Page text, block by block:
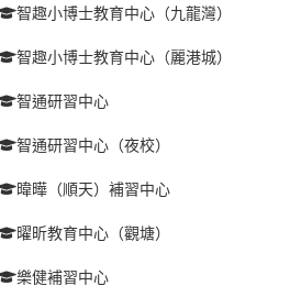
智趣小博士教育中心（九龍灣）
智趣小博士教育中心（麗港城）
智通研習中心
智通研習中心（夜校）
暐曄（順天）補習中心
曜昕教育中心（觀塘）
樂健補習中心